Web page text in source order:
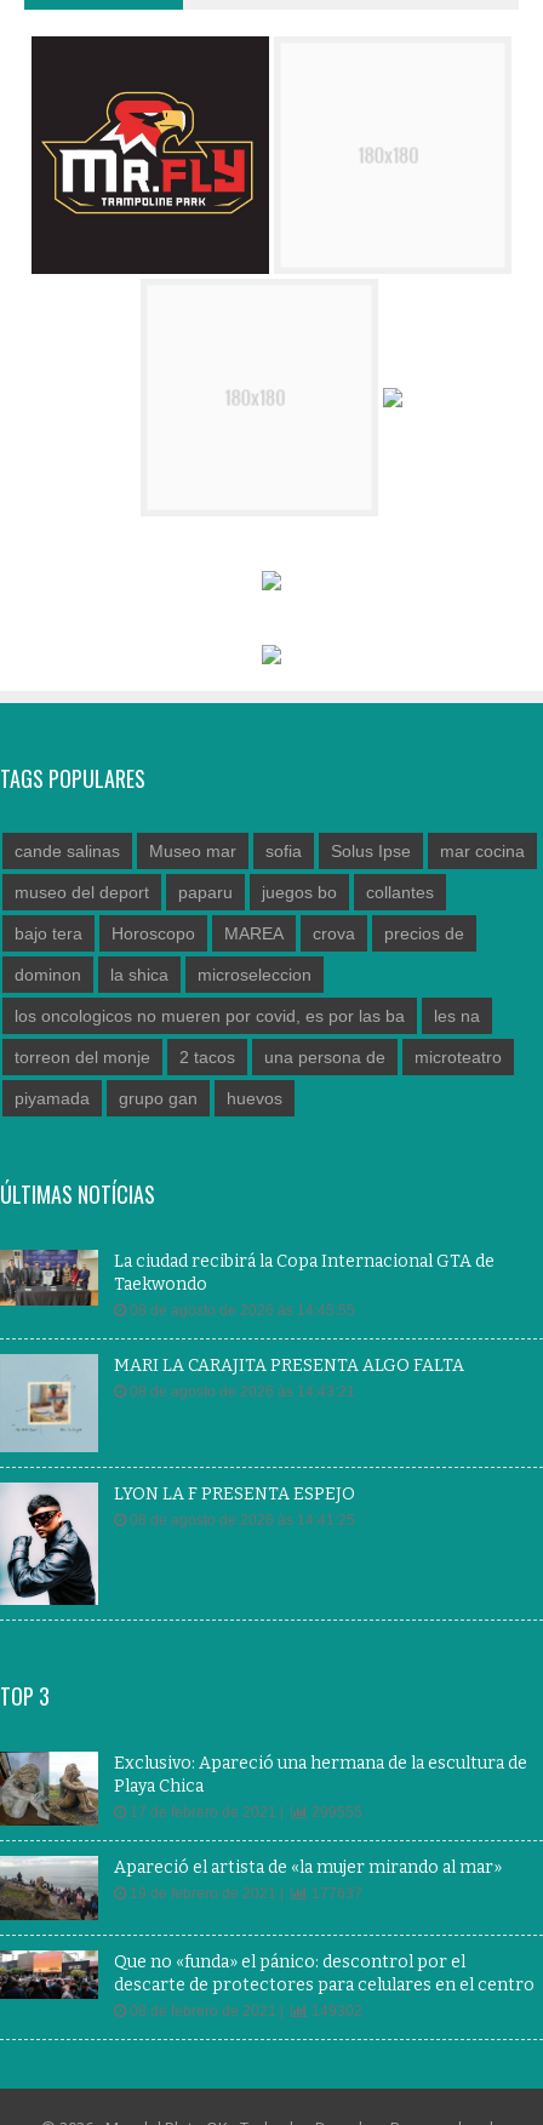
TAGS POPULARES
cande salinas Museo mar sofia Solus Ipse mar cocina
museo del deport paparu juegos bo collantes
bajo tera Horoscopo MAREA crova precios de
dominon la shica microseleccion
los oncologicos no mueren por covid, es por las ba les na
torreon del monje 2 tacos una persona de microteatro
piyamada grupo gan huevos
ÚLTIMAS NOTÍCIAS
La ciudad recibirá la Copa Internacional GTA de
Taekwondo
08 de agosto de 2026 às 14:45:55
MARI LA CARAJITA PRESENTA ALGO FALTA
08 de agosto de 2026 às 14:43:21
LYON LA F PRESENTA ESPEJO
08 de agosto de 2026 às 14:41:25
TOP 3
Exclusivo: Apareció una hermana de la escultura de
Playa Chica
17 de febrero de 2021 | 299555
Apareció el artista de «la mujer mirando al mar»
19 de febrero de 2021 | 177637
Que no «funda» el pánico: descontrol por el
descarte de protectores para celulares en el centro
08 de febrero de 2021 | 149302